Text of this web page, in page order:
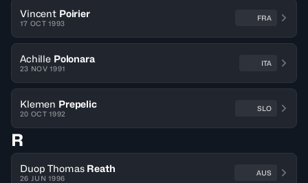
Vincent Poirier
17 OCT 1993
FRA
Achille Polonara
23 NOV 1991
ITA
Klemen Prepelic
20 OCT 1992
SLO
R
Duop Thomas Reath
26 JUN 1996
AUS